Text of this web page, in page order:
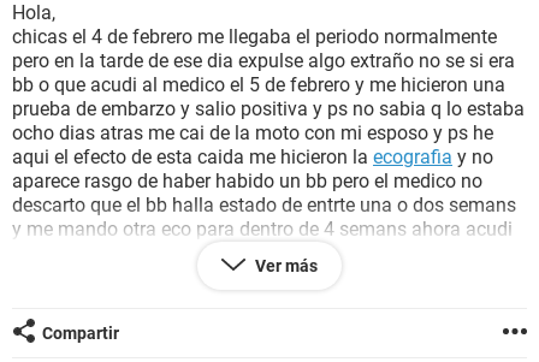
BIENESTAR
SEXUALIDAD
GLOSARIO
Hola,
chicas el 4 de febrero me llegaba el periodo normalmente
pero en la tarde de ese dia expulse algo extraño no se si era
bb o que acudi al medico el 5 de febrero y me hicieron una
prueba de embarzo y salio positiva y ps no sabia q lo estaba
ocho dias atras me cai de la moto con mi esposo y ps he
aqui el efecto de esta caida me hicieron la ecografia y no
aparece rasgo de haber habido un bb pero el medico no
descarto que el bb halla estado de entrte una o dos semans
y me mando otra eco para dentro de 4 semans ahora acudi
al medico de nuievo y m ordeno otra
para el 27 de febrero ps no se que pensar porque este 21 de
orinar y es como un agua
tengo
bebe
Ver más
Compartir